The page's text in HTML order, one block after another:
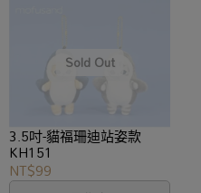
3.5吋-貓福珊迪站姿款
KH151
NT$99